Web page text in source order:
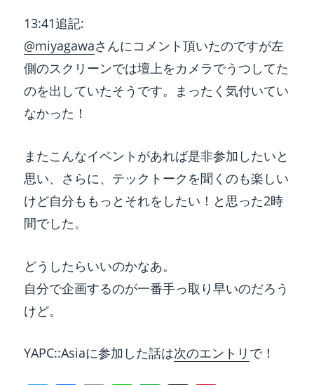
13:41追記:
@miyagawaさんにコメント頂いたのですが左
側のスクリーンでは壇上をカメラでうつしてた
のを出していたそうです。まったく気付いてい
なかった！
またこんなイベントがあれば是非参加したいと
思い、さらに、テックトークを聞くのも楽しい
けど自分ももっとそれをしたい！と思った2時
間でした。
どうしたらいいのかなあ。
自分で企画するのが一番手っ取り早いのだろう
けど。
YAPC::Asiaに参加した話は次のエントリ で！